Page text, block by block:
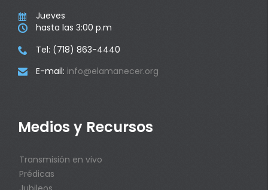
 Jueves
 hasta las 3:00 p.m
 Tel: (718) 863-4440
 E-mail: info@elamanecer.org
Medios y Recursos
Transmisión en vivo
Prédicas